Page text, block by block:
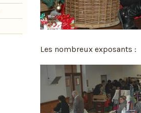
Les nombreux exposants :